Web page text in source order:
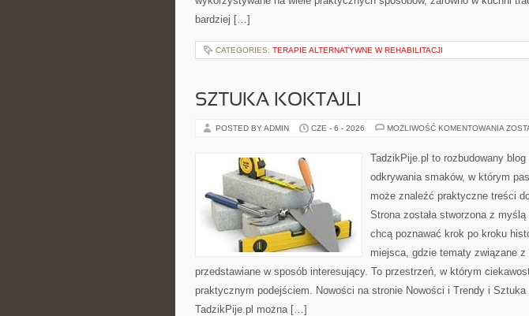
bardziej […]
CATEGORIES: TERAPIE ALTERNATYWNE W REHABILITACJI
SZTUKA KOKTAJLI
POSTED BY ADMIN CZE - 6 - 2026 MOŻLIWOŚĆ KOMENTOWANIA
TadzikPije.pl to rozbudowany
odkrywania smaków, w którym
może znaleźć praktyczne treści
Strona została stworzona z
chcą poznawać krok po kroku
miejsca, gdzie tematy związane z
przedstawiane w sposób interesujący. To przestrzeń, w którym
praktycznym podejściem. Nowości na stronie Nowości i Trendy i
TadzikPije.pl można […]